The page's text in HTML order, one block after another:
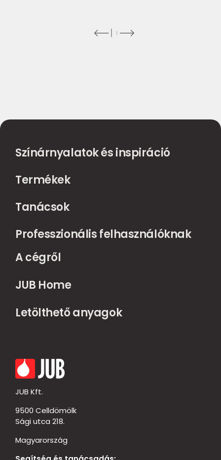
Színárnyalatok és inspiráció
Termékek
Tanácsok
Professzionális felhasználóknak
A cégről
JUB Home
Letölthető anyagok
JUB Kft.
9500 Celldömölk
Sági utca 218.
Magyarország